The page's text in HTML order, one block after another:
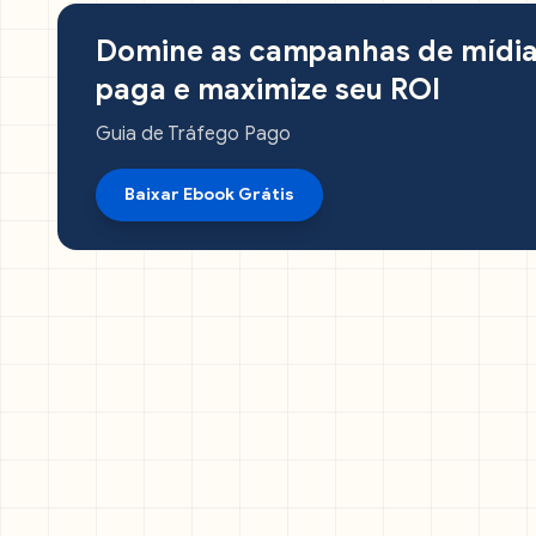
Domine as campanhas de
paga e maximize seu ROI
Guia de Tráfego Pago
Baixar Ebook Grátis